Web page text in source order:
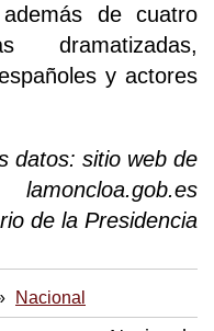
de cuatro
dramatizadas,
y actores
datos: sitio web de
lamoncloa.gob.es
de la Presidencia
Nacional